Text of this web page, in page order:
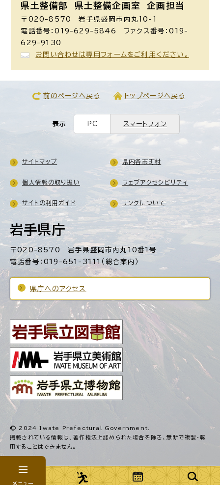
県土整備部 県土整備企画室 企画担当
〒020-8570 岩手県盛岡市内丸10-1
電話番号：019-629-5846 ファクス番号：019-
629-9130
お問い合わせは専用フォームをご利用ください。
メニュー
前のページへ戻る トップページへ戻る
表示 PC スマートフォン
岩手県庁
〒020-8570 岩手県盛岡市内丸10番1号
電話番号：019-651-3111（総合案内）
県庁へのアクセス
サイトマップ 県内各市町村
個人情報の取り扱い ウェブアクセシビリティ
サイトの利用ガイド リンクについて
© 2024 Iwate Prefectural Government.
掲載されている情報は、著作権法上認められた場合を除き、無断で複製・転
用することはできません。